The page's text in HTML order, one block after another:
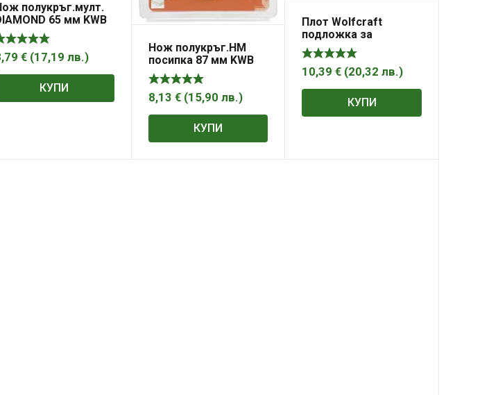
полукръг.мулт.
65 мм KWB
€ (17,19 лв.)
КУПИ
Нож полукръг.НМ
посипка 87 мм KWB
8,13 € (15,90 лв.)
КУПИ
Плот Wolfcraft
подложка за
многофункционален
осцилатор
триъгълен 93x93x93
10,39€ (20,32лв.)
КУПИ